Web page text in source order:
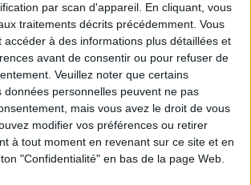
par scan d'appareil. En cliquant, vous
traitements décrits précédemment. Vous
accéder à des informations plus détaillées et
avant de consentir ou pour refuser de
Veuillez noter que certains
données personnelles peuvent ne pas
mais vous avez le droit de vous
modifier vos préférences ou retirer
à tout moment en revenant sur ce site et en
"Confidentialité" en bas de la page Web.
FOR A SPA AND GASTRONOMY WEEKEND